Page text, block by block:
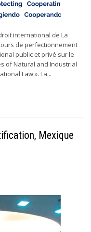
international de La
de perfectionnement
public et privé sur le
of Natural and Industrial
Law ». La...
Mexique